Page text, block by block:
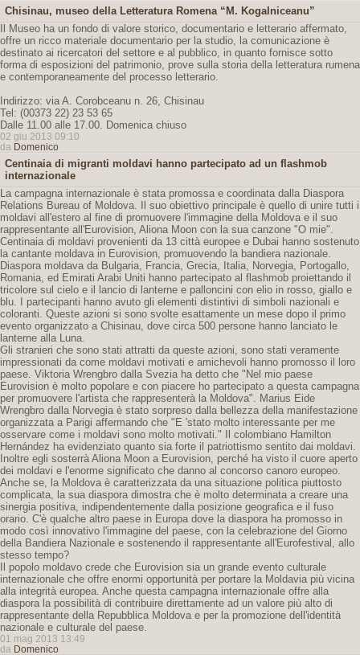
Chisinau, museo della Letteratura Romena “M. Kogalniceanu”
Il Museo ha un fondo di valore storico, documentario e letterario affermato,
offre un ricco materiale documentario per la studio, la comunicazione è
destinato ai ricercatori del settore e al pubblico, in quanto fornisce sotto
forma di esposizioni del patrimonio, prove sulla storia della letteratura rumena
e contemporaneamente del processo letterario.
Indirizzo: via A. Corobceanu n. 26, Chisinau
Tel: (00373 22) 23 53 65
Dalle 11.00 alle 17.00. Domenica chiuso
02 giu 2013 09:10
da Domenico
Centinaia di migranti moldavi hanno partecipato ad un flashmob
internazionale
La campagna internazionale è stata promossa e coordinata dalla Diaspora
Relations Bureau of Moldova. Il suo obiettivo principale è quello di unire tutti i
moldavi all'estero al fine di promuovere l'immagine della Moldova e il suo
rappresentante all'Eurovision, Aliona Moon con la sua canzone "O mie".
Centinaia di moldavi provenienti da 13 città europee e Dubai hanno sostenuto
la cantante moldava in Eurovision, promuovendo la bandiera nazionale.
Diaspora moldava da Bulgaria, Francia, Grecia, Italia, Norvegia, Portogallo,
Romania, ed Emirati Arabi Uniti hanno partecipato al flashmob proiettando il
tricolore sul cielo e il lancio di lanterne e palloncini con elio in rosso, giallo e
blu. I partecipanti hanno avuto gli elementi distintivi di simboli nazionali e
coloranti. Queste azioni si sono svolte esattamente un mese dopo il primo
evento organizzato a Chisinau, dove circa 500 persone hanno lanciato le
lanterne alla Luna.
Gli stranieri che sono stati attratti da queste azioni, sono stati veramente
impressionati da come moldavi motivati ​​e amichevoli hanno promosso il loro
paese. Viktoria Wrengbro dalla Svezia ha detto che "Nel mio paese
Eurovision è molto popolare e con piacere ho partecipato a questa campagna
per promuovere l'artista che rappresenterà la Moldova". Marius Eide
Wrengbro dalla Norvegia è stato sorpreso dalla bellezza della manifestazione
organizzata a Parigi affermando che "E 'stato molto interessante per me
osservare come i moldavi sono molto motivati." Il colombiano Hamilton
Hernández ha evidenziato quanto sia forte il patriottismo sentito dai moldavi.
Inoltre egli sosterrà Aliona Moon a Eurovision, perché ha visto il cuore aperto
dei moldavi e l'enorme significato che danno al concorso canoro europeo.
Anche se, la Moldova è caratterizzata da una situazione politica piuttosto
complicata, la sua diaspora dimostra che è molto determinata a creare una
sinergia positiva, indipendentemente dalla posizione geografica e il fuso
orario. C'è qualche altro paese in Europa dove la diaspora ha promosso in
modo così innovativo l'immagine del paese, con la celebrazione del Giorno
della Bandiera Nazionale e sostenendo il rappresentante all'Eurofestival, allo
stesso tempo?
Il popolo moldavo crede che Eurovision sia un grande evento culturale
internazionale che offre enormi opportunità per portare la Moldavia più vicina
alla integrità europea. Anche questa campagna internazionale offre alla
diaspora la possibilità di contribuire direttamente ad un valore più alto di
rappresentante della Repubblica Moldova e per la promozione dell'identità
nazionale e culturale del paese.
01 mag 2013 13:49
da Domenico